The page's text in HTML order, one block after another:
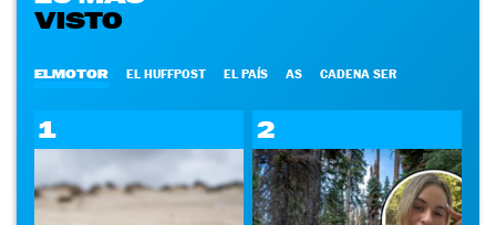
VISTO
ELMOTOR EL HUFFPOST EL PAÍS AS CADENA SER
1 2